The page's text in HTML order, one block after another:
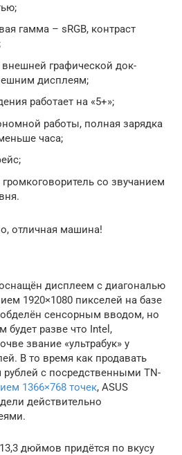
гамма – sRGB, контраст
графической док-
дисплеям;
работает на «5+»;
работы, полная зарядка
часа;
громкоговоритель со звучанием
отличная машина!
дисплеем с диагональю
1920×1080 пикселей на базе
сенсорным вводом, но
будет разве что Intel,
звание «ультрабук» у
В то время как продавать
рублей с посредственными TN-
1366×768 точек, ASUS
действительно
дюймов придётся по вкусу